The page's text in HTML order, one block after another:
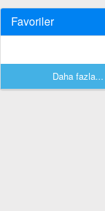
Favoriler
Daha fazla...